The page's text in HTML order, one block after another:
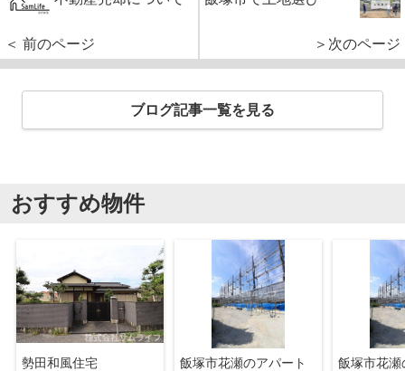
＜ 前のページ ＞次のページ
ブログ記事一覧を見る
おすすめ物件
勢田和風住宅
飯塚市花瀬のアパート
飯塚市花瀬